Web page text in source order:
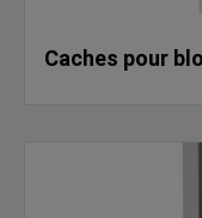
Caches pour